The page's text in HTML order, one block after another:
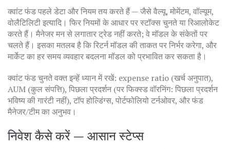
क्वांट फंड पहले डेटा और नियम तय करते हैं — जैसे वैल्यू, मोमेंटम, वॉल्यूम,
वोलैटिलिटी इत्यादि। फिर नियमों के आधार पर स्टॉक्स चुनते या रिआलोकेट
करते हैं। मैनेजर मन से लगातार ट्रेड नहीं करते; वे मॉडल के संकेतों पर
चलते हैं। इसका मतलब है कि रिटर्न मॉडल की ताकत पर निर्भर करेगा, और
मार्केट का हर समय व्यवहार बदलना मॉडल को प्रभावित कर सकता है।
क्वांट फंड चुनते वक्त इन्हें ध्यान में रखें: expense ratio (खर्च अनुपात),
AUM (कुल संपत्ति), पिछला प्रदर्शन (पर फिक्स्ड वॉरनिंग: पिछला प्रदर्शन
भविष्य की गारंटी नहीं), टॉप होल्डिंग्स, पोर्टफोलियो टर्नओवर, और फंड
मैनेजर/टीम का अनुभव।
निवेश कैसे करें — आसान स्टेप्स